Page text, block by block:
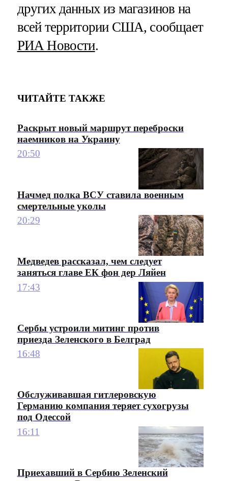
других данных из магазинов на
всей территории США, сообщает
РИА Новости.
ЧИТАЙТЕ ТАКЖЕ
Раскрыт новый маршрут переброски
наемников на Украину
20:50
Начмед полка ВСУ ставила военным
смертельные уколы
20:29
Медведев рассказал, чем следует
заняться главе ЕК фон дер Ляйен
17:43
Сербы устроили митинг против
приезда Зеленского в Белград
16:48
Обслуживавшая гитлеровскую
Германию компания теряет сухогрузы
под Одессой
16:11
Приехавший в Сербию Зеленский